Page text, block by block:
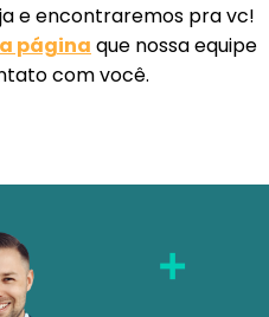
e encontraremos pra vc!
página que nossa equipe
com você.